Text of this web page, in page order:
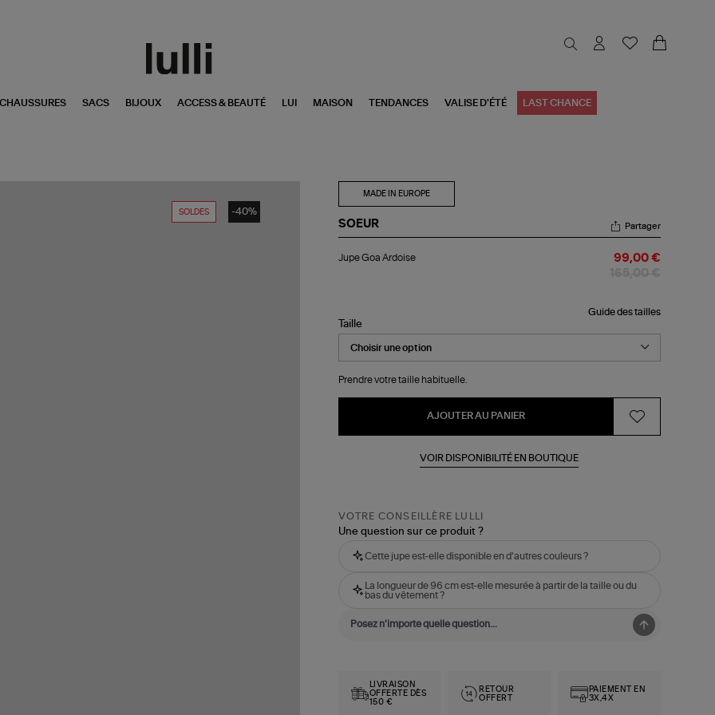
CHAUSSURES SACS BIJOUX ACCESS & BEAUTÉ LUI MAISON TENDANCES VALISE D'ÉTÉ LAST CHANCE
SOLDES -40%
MADE IN EUROPE
SOEUR
Goa
Partager
Jupe Goa Ardoise 99,00 €
Guide des tailles
Taille
Prendre votre taille habituelle.
AJOUTER AU PANIER
VOIR DISPONIBILITÉ EN BOUTIQUE
VOTRE CONSEILLÈRE LULLI
Une question sur ce produit ?
Cette jupe est-elle disponible en d'autres couleurs ?
La longueur de 96 cm est-elle mesurée à partir de la taille ou du
bas du vêtement ?
LIVRAISON
OFFERTE DÈS
150 €
RETOUR
OFFERT
PAIEMENT EN
3X,4X